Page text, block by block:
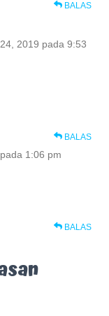
BALAS
2019 pada 9:53
BALAS
1:06 pm
BALAS